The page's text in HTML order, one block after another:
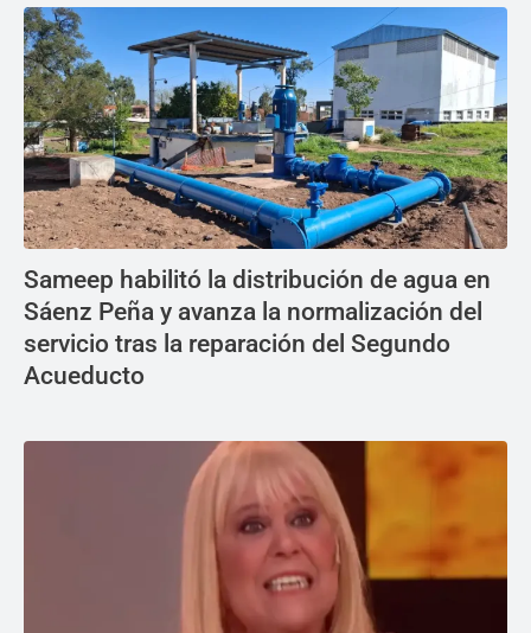
Sameep habilitó la distribución de agua en
Sáenz Peña y avanza la normalización del
servicio tras la reparación del Segundo
Acueducto